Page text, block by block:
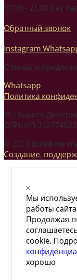
10:00 - 21:00 без
Обратный звонок
Instagram
Отзывы и
Whatsapp
Политика
ИП Яньков
ОГРНИП
© 2023 Шкаф
Создание,
Мы
работы
Продолжая
cookie.
хорошо